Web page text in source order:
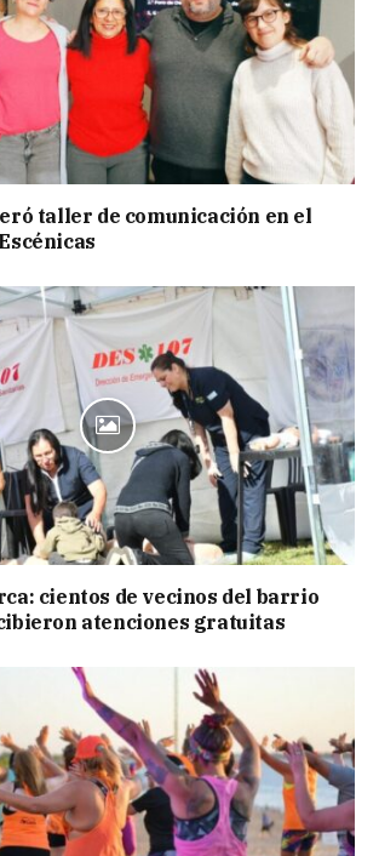
taller de comunicación en el
cientos de vecinos del barrio
atenciones gratuitas